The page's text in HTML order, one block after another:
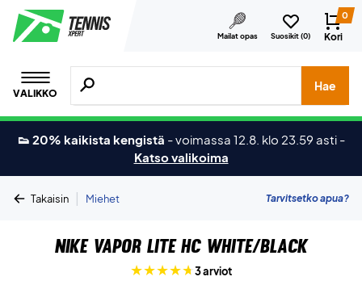
Mailat opas Suosikit (0)
0
Kori
VALIKKO
Hae tuotteita, merkkejä jne.
Hae
👟 20% kaikista kengistä -voimassa 12.8. klo 23.59 asti -
Katso valikoima
Takaisin | Miehet Tarvitsetko apua?
Nike Vapor Lite HC White/Black
3 arviot